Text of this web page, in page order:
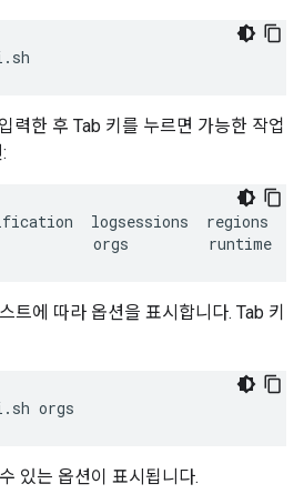
력한 후 Tab 키를 누르면 가능한 작업
logsessions regions
orgs runtime
트에 따라 옵션을 표시합니다. Tab 키
orgs
있는 옵션이 표시됩니다.